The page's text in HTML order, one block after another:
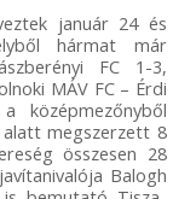
január 24 és
hármat már
FC 1-3,
MÁV FC – Érdi
középmezőnyből
megszerzett 8
összesen 28
Balogh